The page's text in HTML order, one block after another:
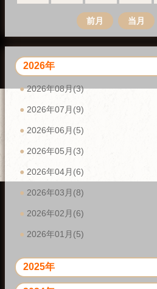
前月 当月
2026年
2026年08月(3)
2026年07月(9)
2026年06月(5)
2026年05月(3)
2026年04月(6)
2026年03月(8)
2026年02月(6)
2026年01月(5)
2025年